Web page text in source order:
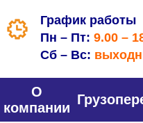
График работы
Пн – Пт: 9.00 –
Сб – Вс:
О
компании